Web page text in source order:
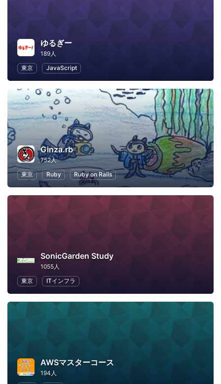
ゆるぎー
189人
東京
JavaScript
Ginza.rb
752人
東京
Ruby Ruby on Rails
SonicGarden Study
1055人
東京
ITインフラ
AWSマスターコース
194人